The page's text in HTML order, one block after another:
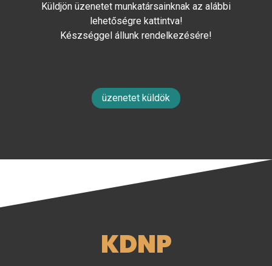
Küldjön üzenetet munkatársainknak az alábbi
lehetőségre kattintva!
Készséggel állunk rendelkezésére!
üzenetet küldök
KDNP